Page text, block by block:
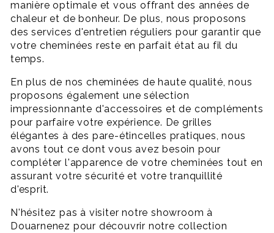
manière optimale et vous offrant des années de
chaleur et de bonheur. De plus, nous proposons
des services d'entretien réguliers pour garantir que
votre cheminées reste en parfait état au fil du
temps.
En plus de nos cheminées de haute qualité, nous
proposons également une sélection
impressionnante d'accessoires et de compléments
pour parfaire votre expérience. De grilles
élégantes à des pare-étincelles pratiques, nous
avons tout ce dont vous avez besoin pour
compléter l'apparence de votre cheminées tout en
assurant votre sécurité et votre tranquillité
d'esprit.
N'hésitez pas à visiter notre showroom à
Douarnenez pour découvrir notre collection